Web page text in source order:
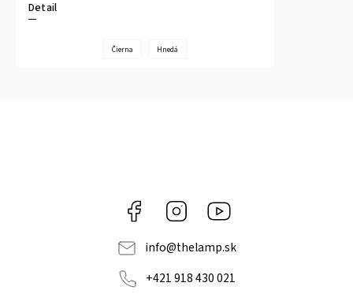
Detail
Čierna Hnedá
Facebook Instagram
info@thelamp.sk
+421 918 430 021